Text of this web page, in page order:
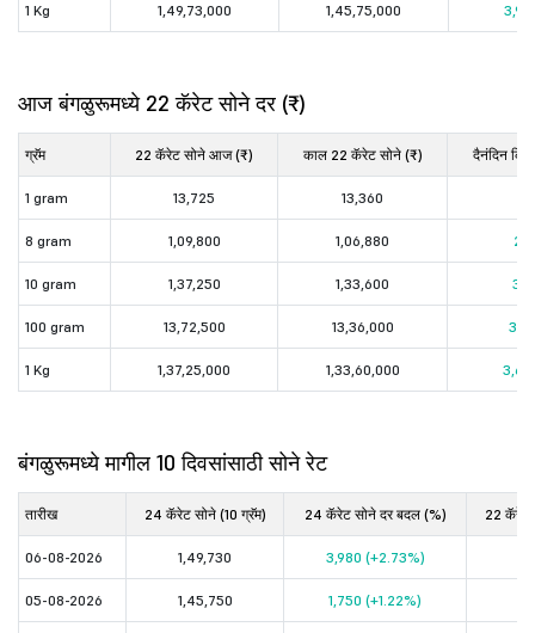
1 Kg 1,49,73,000 1,45,75,000
आज बंगळुरूमध्ये 22 कॅरेट सोने दर (₹)
ग्रॅम 22 कॅरेट सोने आज (₹) काल 22 कॅरेट सोने (₹) दैनंदिन
1 gram 13,725 13,360
8 gram 1,09,800 1,06,880
10 gram 1,37,250 1,33,600
100 gram 13,72,500 13,36,000
1 Kg 1,37,25,000 1,33,60,000
बंगळुरूमध्ये मागील 10 दिवसांसाठी सोने रेट
तारीख 24 कॅरेट सोने (10 ग्रॅम) 24 कॅरेट सोने दर बदल (%) 22 कॅरेट
06-08-2026 1,49,730 3,980 (+2.73%)
05-08-2026 1,45,750 1,750 (+1.22%)